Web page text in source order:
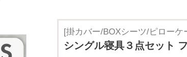
[掛カバー/BOXシーツ/ピローケ
シングル寝具３点セット